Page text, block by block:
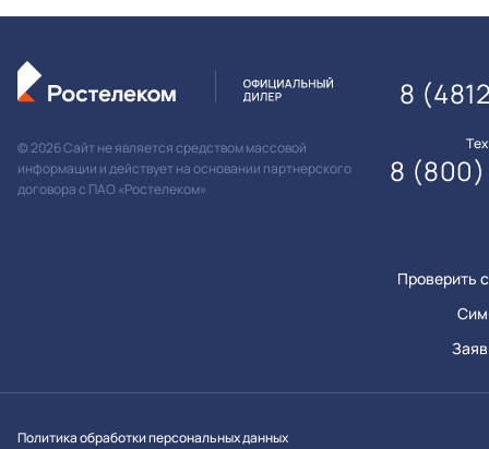
© 2026 Сайт не является средством массовой
информации и действует на основании партнерского
договора с ПАО «Ростелеком»
Проверить
8
8
Политика обработки персональных данных